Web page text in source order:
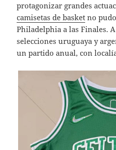
protagonizar grandes
camisetas de basket no
Philadelphia a las Finales.
selecciones uruguaya y
un partido anual, con